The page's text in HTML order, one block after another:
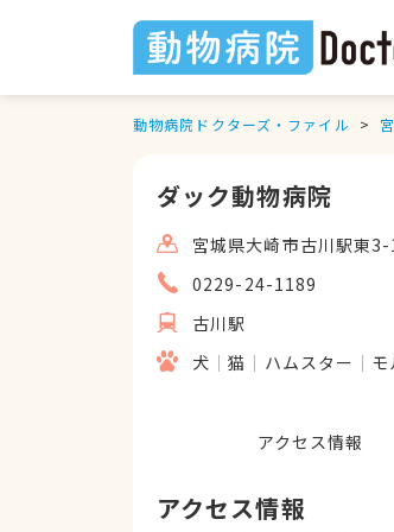
動物病院ドクターズ・ファイル
ダック動物病院
宮城県大崎市古川駅東
0229-24-1189
古川駅
犬
猫 ハムスター モ
アクセス情報
アクセス情報